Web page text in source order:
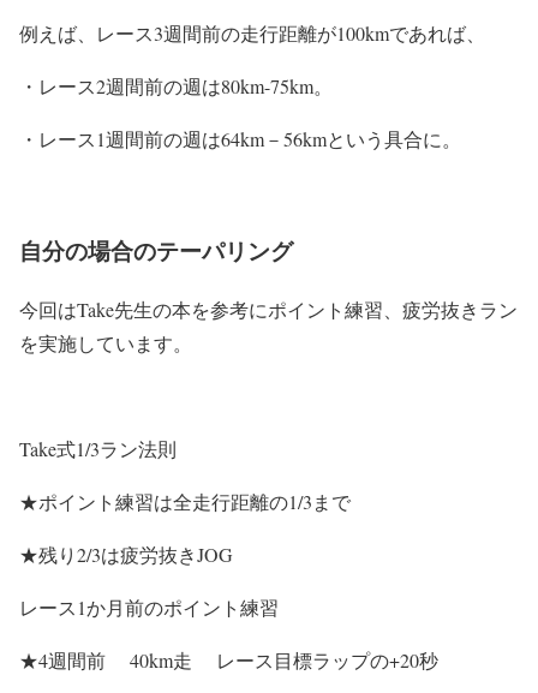
例えば、レース3週間前の走行距離が100kmであれば、
・レース2週間前の週は80km-75km。
・レース1週間前の週は64km－56kmという具合に。
自分の場合のテーパリング
今回はTake先生の本を参考にポイント練習、疲労抜きラン
を実施しています。
Take式1/3ラン法則
★ポイント練習は全走行距離の1/3まで
★残り2/3は疲労抜きJOG
レース1か月前のポイント練習
★4週間前 40km走 レース目標ラップの+20秒